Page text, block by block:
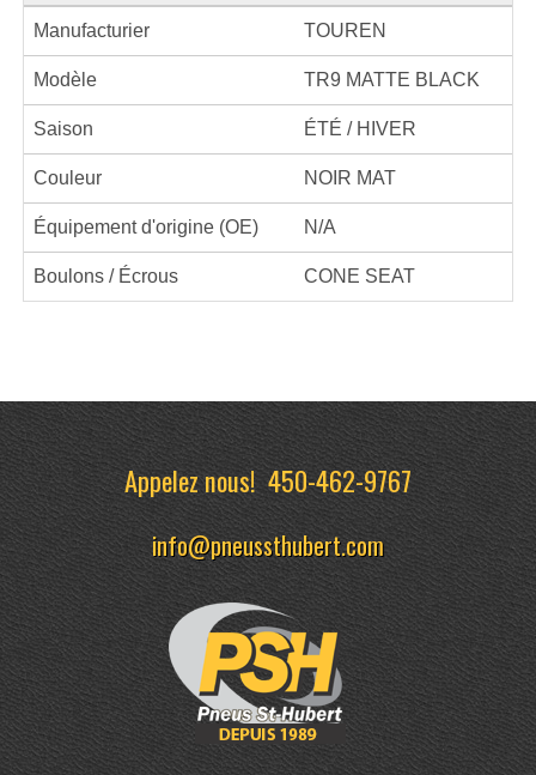
Manufacturier TOUREN
Modèle TR9 MATTE BLACK
Saison ÉTÉ / HIVER
Couleur NOIR MAT
Équipement d'origine (OE) N/A
Boulons / Écrous CONE SEAT
Appelez nous!450-462-9767
info@pneussthubert.com